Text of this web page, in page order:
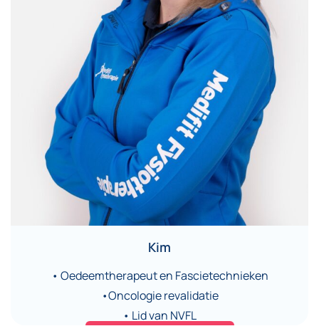
Kim
• Oedeemtherapeut en Fascietechnieken
•Oncologie revalidatie
• Lid van NVFL